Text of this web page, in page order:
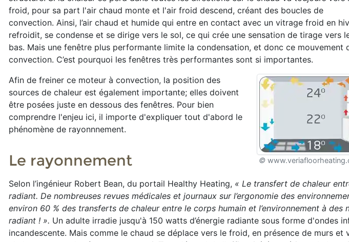
froid, pour sa part l'air chaud monte et l'air froid descend, créant des boucles de
convection. Ainsi, l’air chaud et humide qui entre en contact avec un vitrage froid en
refroidit, se condense et se dirige vers le sol, ce qui crée une sensation de tirage vers
bas. Mais une fenêtre plus performante limite la condensation, et donc ce mouvement
convection. C’est pourquoi les fenêtres très performantes sont si importantes.
©
Afin de freiner ce moteur à convection, la position des
sources de chaleur est également importante; elles doivent
être posées juste en dessous des fenêtres. Pour bien
comprendre l'enjeu ici, il importe d'expliquer tout d'abord le
phénomène de rayonnnement.
Le rayonnement
Selon l’ingénieur Robert Bean, du portail Healthy Heating, « Le transfert de chaleur
radiant. De nombreuses revues médicales et journaux sur l’ergonomie des
environ 60 % des transferts de chaleur entre le corps humain et l’environnement à des
radiant ! ». Un adulte irradie jusqu'à 150 watts d’énergie radiante sous forme d'ondes
incandescente. Mais comme le chaud se déplace vers le froid, en présence de murs